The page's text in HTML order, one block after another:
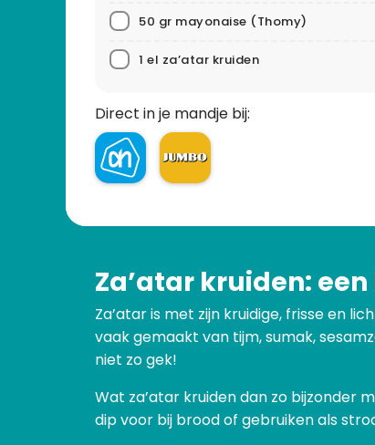
50 gr mayonaise (Thomy)
1 el za’atar kruiden
Direct in je mandje bij:
Za’atar kruiden:
Za’atar is met zijn kruidige, frisse en
vaak gemaakt van tijm, sumak,
niet zo gek!
Wat za’atar kruiden dan zo bijzonder
dip voor bij brood of gebruiken als